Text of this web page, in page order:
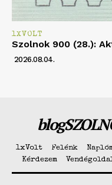
1XVOLT
Szolnok 900 (28.):
2026.08.04.
1xVolt Felénk
Kérdezem